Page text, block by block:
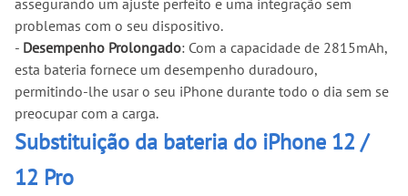
assegurando um ajuste perfeito e uma integração sem
problemas com o seu dispositivo.
- Desempenho Prolongado: Com a capacidade de 2815mAh,
esta bateria fornece um desempenho duradouro,
permitindo-lhe usar o seu iPhone durante todo o dia sem se
preocupar com a carga.
Substituição da bateria do iPhone 12 /
12 Pro